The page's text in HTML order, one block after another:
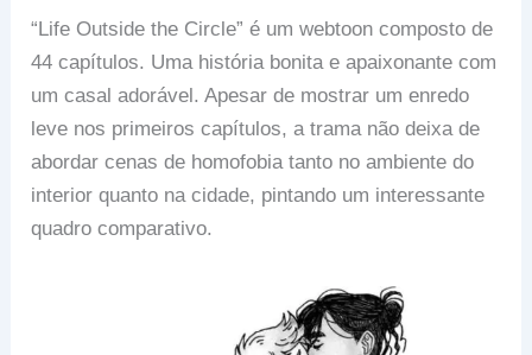
“Life Outside the Circle” é um webtoon composto de
44 capítulos. Uma história bonita e apaixonante com
um casal adorável. Apesar de mostrar um enredo
leve nos primeiros capítulos, a trama não deixa de
abordar cenas de homofobia tanto no ambiente do
interior quanto na cidade, pintando um interessante
quadro comparativo.